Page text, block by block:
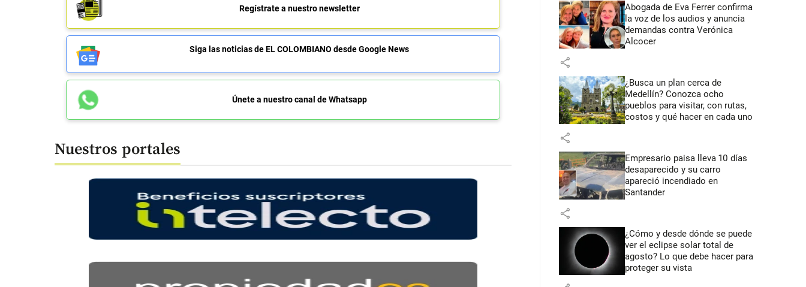
Regístrate a nuestro newsletter
Siga las noticias de EL COLOMBIANO desde Google News
Únete a nuestro canal de Whatsapp
Nuestros portales
Abogada de Eva Ferrer confirma
la voz de los audios y anuncia
demandas contra Verónica
Alcocer
share
¿Busca un plan cerca de
Medellín? Conozca ocho
pueblos para visitar, con rutas,
costos y qué hacer en cada uno
share
Empresario paisa lleva 10 días
desaparecido y su carro
apareció incendiado en
Santander
share
¿Cómo y desde dónde se puede
ver el eclipse solar total de
agosto? Lo que debe hacer para
proteger su vista